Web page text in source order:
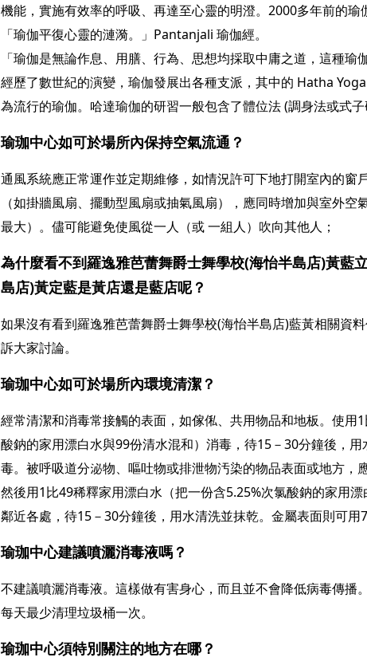
機能，實施有效率的呼吸、再達至心靈的明澄。2000多年前的瑜
「瑜伽平復心靈的漣漪。」Pantanjali 瑜伽經。
「瑜伽是無論作息、用膳、行為、思想均採取中庸之道，這種瑜
經歷了數世紀的演變，瑜伽發展出各種支派，其中的 Hatha
為流行的瑜伽。哈達瑜伽的研習一般包含了體位法 (調身法或式子
瑜珈中心如可於場所內保持空氣流通？
通風系統應正常運作並定期維修，如情況許可下地打開室內的窗
（如掛牆風扇、擺動型風扇或抽氣風扇），應同時增加與室外
最大）。儘可能避免使風從一人（或 一組人）吹向其他人；
為什麼看不到羅逸雅芭蕾舞爵士舞學校(海怡半島店)黃藍
島店)黃定藍是黃店還是藍店呢？
如果沒有看到羅逸雅芭蕾舞爵士舞學校(海怡半島店)藍黃相關資
訴大家討論。
瑜珈中心如可於場所內環境清潔？
經常清潔和消毒常接觸的表面，如傢俬、共用物品和地板。使用
酸鈉的家用漂白水與99份清水混和）消毒，待15－30分鐘後，
毒。被呼吸道分泌物、嘔吐物或排泄物汚染的物品表面或地方，
然後用1比49稀釋家用漂白水（把一份含5.25%次氯酸鈉的家用
鄰近各處，待15－30分鐘後，用水清洗並抹乾。金屬表面則可用
瑜珈中心建議噴灑消毒液嗎？
不建議噴灑消毒液。這樣做有害身心，而且並不會降低病毒傳播
每天最少清理垃圾桶一次。
瑜珈中心須特別關注的地方在哪？